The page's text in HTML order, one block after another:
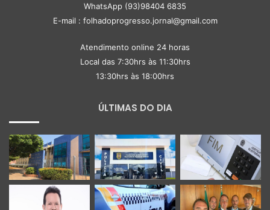
WhatsApp (93)98404 6835
E-mail : folhadoprogresso.jornal@gmail.com
Atendimento online 24 horas
Local das 7:30hrs às 11:30hrs
13:30hrs às 18:00hrs
ÚLTIMAS DO DIA